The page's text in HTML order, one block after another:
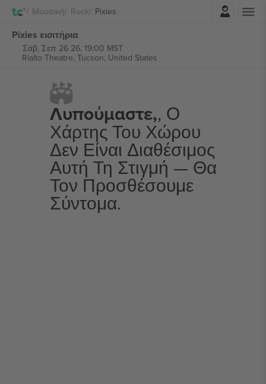
Μουσική Rock Pixies
Pixies εισιτήρια
Σάβ, Σεπ 26 26, 19:00 MST
Rialto Theatre, Tucson, United States
Λυπούμαστε,, Ο
Χάρτης Του Χώρου
Δεν Είναι Διαθέσιμος
Αυτή Τη Στιγμή — Θα
Τον Προσθέσουμε
Σύντομα.